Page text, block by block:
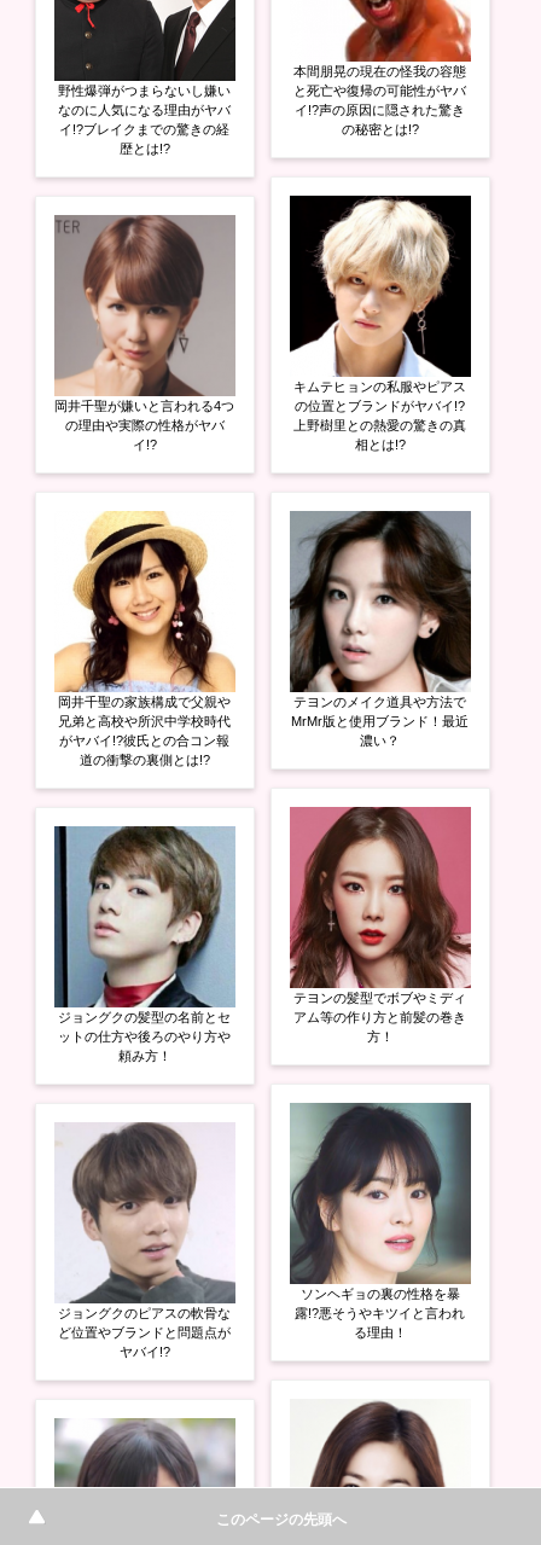
野性爆弾がつまらないし嫌い
なのに人気になる理由がヤバ
イ!?ブレイクまでの驚きの経
歴とは!?
岡井千聖が嫌いと言われる4つ
の理由や実際の性格がヤバ
イ!?
岡井千聖の家族構成で父親や
兄弟と高校や所沢中学校時代
がヤバイ!?彼氏との合コン報
道の衝撃の裏側とは!?
ジョングクの髪型の名前とセ
ットの仕方や後ろのやり方や
頼み方！
ジョングクのピアスの軟骨な
ど位置やブランドと問題点が
ヤバイ!?
本間朋晃の現在の怪我の容態
と死亡や復帰の可能性がヤバ
イ!?声の原因に隠された驚き
の秘密とは!?
キムテヒョンの私服やピアス
の位置とブランドがヤバイ!?
上野樹里との熱愛の驚きの真
相とは!?
テヨンのメイク道具や方法で
MrMr版と使用ブランド！最近
濃い？
テヨンの髪型でボブやミディ
アム等の作り方と前髪の巻き
方！
ソンヘギョの裏の性格を暴
露!?悪そうやキツイと言われ
る理由！
このページの先頭へ